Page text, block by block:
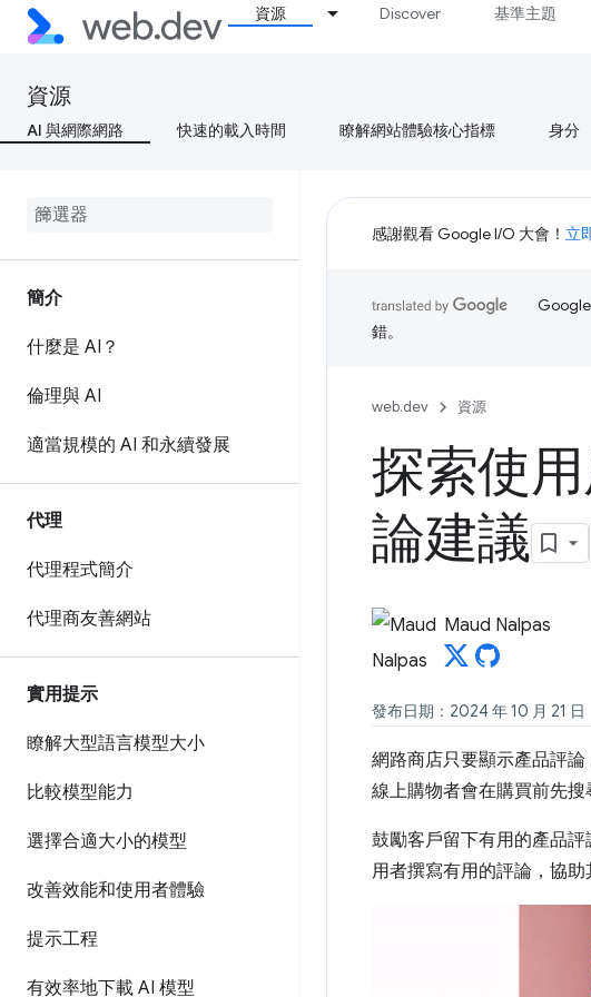
資源 Discover 基準主題
資源
AI 與網際網路 快速的載入時間 瞭解網站體驗核心指標 身分
簡介
什麼是 AI？
倫理與 AI
適當規模的 AI 和永續發展
代理
代理程式簡介
代理商友善網站
實用提示
瞭解大型語言模型大小
比較模型能力
選擇合適大小的模型
改善效能和使用者體驗
提示工程
有效率地下載 AI 模型
感謝觀看 Google I/O 大會！ 立
錯。
web.dev 資源
探索使
論建議
Maud Nalpas
發布日期：2024 年 10 月 21 日
網路商店只要顯示產品評論
線上購物者會在購買前先搜
鼓勵客戶留下有用的產品
用者撰寫有用的評論，協助